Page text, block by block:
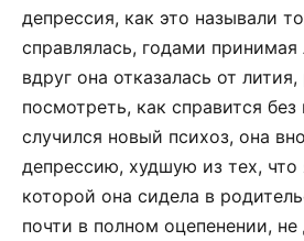
депрессия, как это называли
справлялась, годами
вдруг она отказалась от
посмотреть, как справится без
случился новый психоз, она
депрессию, худшую из тех, что
которой она сидела в
почти в полном оцепенении,